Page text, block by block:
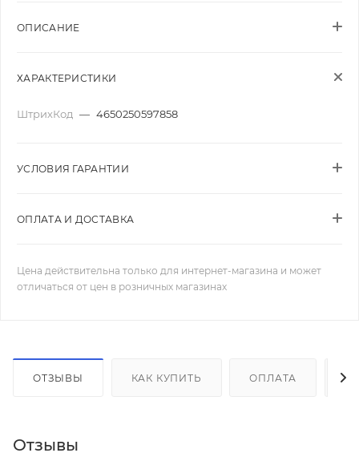
ОПИСАНИЕ
ХАРАКТЕРИСТИКИ
ШтрихКод — 4650250597858
УСЛОВИЯ ГАРАНТИИ
ОПЛАТА И ДОСТАВКА
Цена действительна только для интернет-магазина и может
отличаться от цен в розничных магазинах
ОТЗЫВЫ КАК КУПИТЬ ОПЛАТА
Отзывы